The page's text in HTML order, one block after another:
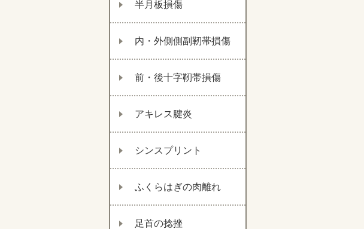
半月板損傷
内・外側側副靭帯損傷
前・後十字靭帯損傷
アキレス腱炎
シンスプリント
ふくらはぎの肉離れ
足首の捻挫